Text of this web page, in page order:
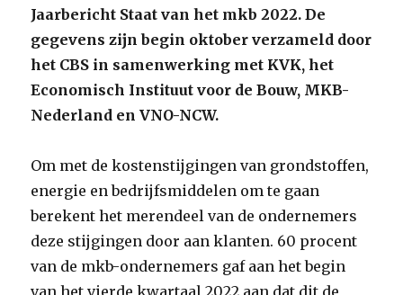
Jaarbericht Staat van het mkb 2022. De
gegevens zijn begin oktober verzameld door
het CBS in samenwerking met KVK, het
Economisch Instituut voor de Bouw, MKB-
Nederland en VNO-NCW.
Om met de kostenstijgingen van grondstoffen,
energie en bedrijfsmiddelen om te gaan
berekent het merendeel van de ondernemers
deze stijgingen door aan klanten. 60 procent
van de mkb-ondernemers gaf aan het begin